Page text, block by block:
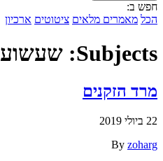
חפש ב:
הכל מאמרים מלאים ציטוטים ארכיון
Subjects: שעשוע
מרד הזקנים
22 ביולי 2019
By zoharg